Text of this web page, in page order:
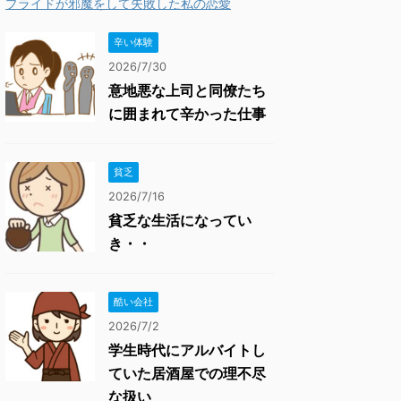
プライドが邪魔をして失敗した私の恋愛
辛い体験
2026/7/30
意地悪な上司と同僚たち
に囲まれて辛かった仕事
貧乏
2026/7/16
貧乏な生活になってい
き・・
酷い会社
2026/7/2
学生時代にアルバイトし
ていた居酒屋での理不尽
な扱い